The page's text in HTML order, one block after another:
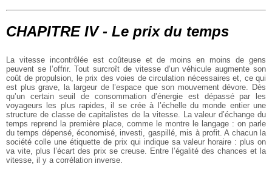
CHAPITRE IV - Le prix du temps
La vitesse incontrôlée est coûteuse et de moins en moins de gens
peuvent se l’offrir. Tout surcroît de vitesse d’un véhicule augmente son
coût de propulsion, le prix des voies de circulation nécessaires et, ce qui
est plus grave, la largeur de l’espace que son mouvement dévore. Dès
qu’un certain seuil de consommation d’énergie est dépassé par les
voyageurs les plus rapides, il se crée à l’échelle du monde entier une
structure de classe de capitalistes de la vitesse. La valeur d’échange du
temps reprend la première place, comme le montre le langage : on parle
du temps dépensé, économisé, investi, gaspillé, mis à profit. A chacun la
société colle une étiquette de prix qui indique sa valeur horaire : plus on
va vite, plus l’écart des prix se creuse. Entre l’égalité des chances et la
vitesse, il y a corrélation inverse.